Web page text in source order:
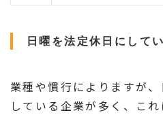
日曜を法定休日にして
業種や慣行によりますが
している企業が多く、こ